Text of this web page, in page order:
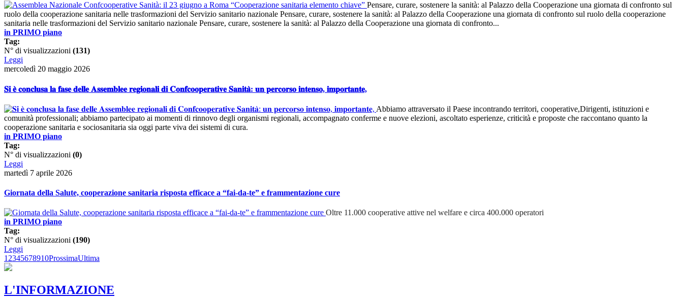
Pensare, curare, sostenere la sanità: al Palazzo della Cooperazione una giornata di confronto sul
ruolo della cooperazione sanitaria nelle trasformazioni del Servizio sanitario nazionale Pensare, curare, sostenere la sanità: al Palazzo della Cooperazione una giornata di confronto sul ruolo della cooperazione
sanitaria nelle trasformazioni del Servizio sanitario nazionale Pensare, curare, sostenere la sanità: al Palazzo della Cooperazione una giornata di confronto...
in PRIMO piano
Tag:
N° di visualizzazioni (131)
Leggi
mercoledì 20 maggio 2026
𝐒𝐢 𝐞̀ 𝐜𝐨𝐧𝐜𝐥𝐮𝐬𝐚 𝐥𝐚 𝐟𝐚𝐬𝐞 𝐝𝐞𝐥𝐥𝐞 𝐀𝐬𝐬𝐞𝐦𝐛𝐥𝐞𝐞 𝐫𝐞𝐠𝐢𝐨𝐧𝐚𝐥𝐢 𝐝𝐢 𝐂𝐨𝐧𝐟𝐜𝐨𝐨𝐩𝐞𝐫𝐚𝐭𝐢𝐯𝐞 𝐒𝐚𝐧𝐢𝐭𝐚̀: 𝐮𝐧 𝐩𝐞𝐫𝐜𝐨𝐫𝐬𝐨 𝐢𝐧𝐭𝐞𝐧𝐬𝐨, 𝐢𝐦𝐩𝐨𝐫𝐭𝐚𝐧𝐭𝐞,
Abbiamo attraversato il Paese incontrando territori, cooperative,Dirigenti, istituzioni e
comunità professionali; abbiamo partecipato ai momenti di rinnovo degli organismi regionali, accompagnato conferme e nuove elezioni, ascoltato esperienze, criticità e proposte che raccontano quanto la
cooperazione sanitaria e sociosanitaria sia oggi parte viva dei sistemi di cura.
in PRIMO piano
Tag:
N° di visualizzazioni (0)
Leggi
martedì 7 aprile 2026
Giornata della Salute, cooperazione sanitaria risposta efficace a “fai-da-te” e frammentazione cure
Oltre 11.000 cooperative attive nel welfare e circa 400.000 operatori
in PRIMO piano
Tag:
N° di visualizzazioni (190)
Leggi
12345678910ProssimaUltima
L'INFORMAZIONE